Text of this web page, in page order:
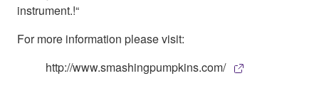
instrument.!“
For more information please visit:
http://www.smashingpumpkins.com/